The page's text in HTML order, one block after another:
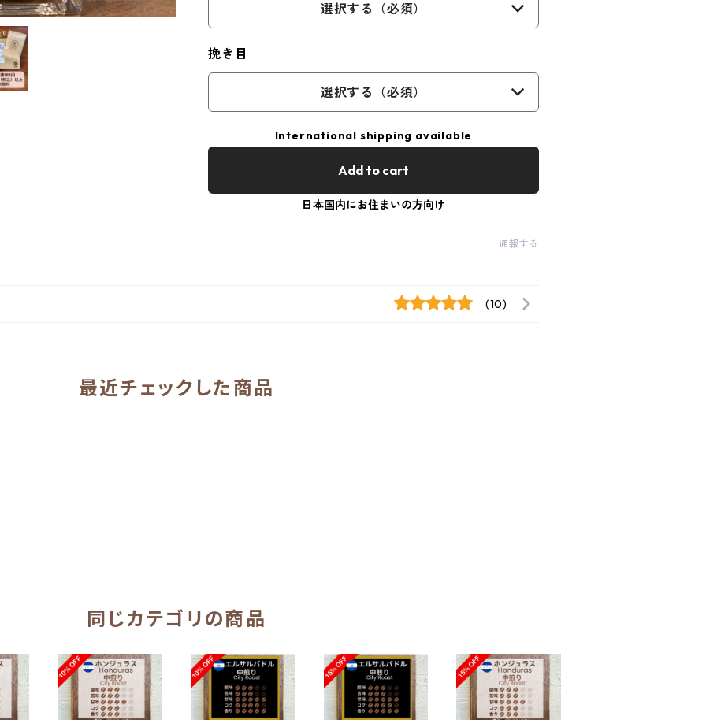
選択する（必須）
挽き目
選択する（必須）
International shipping available
Add to cart
日本国内にお住まいの方向け
通報する
(10)
最近チェックした商品
同じカテゴリの商品